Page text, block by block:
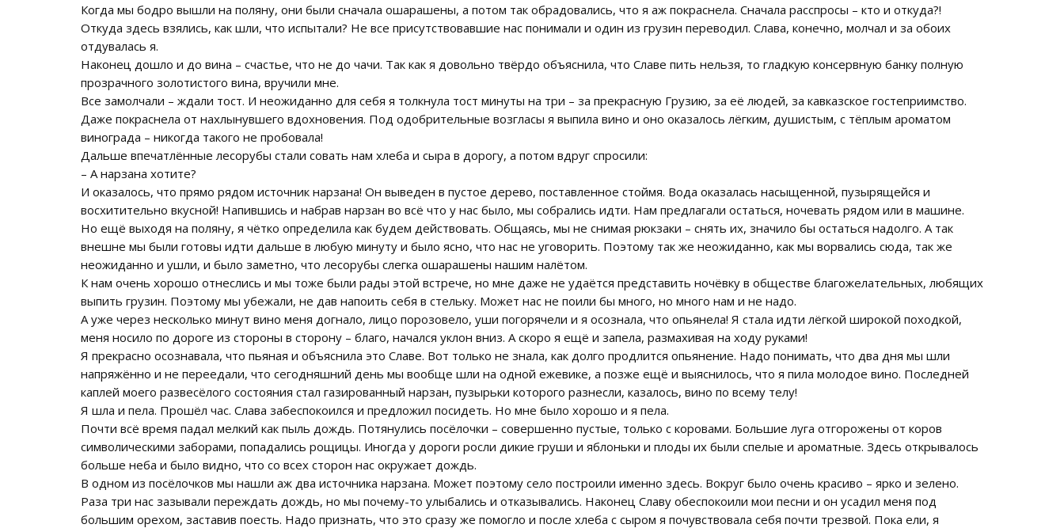
Когда мы бодро вышли на поляну, они были сначала ошарашены, а потом так обрадовались, что я аж покраснела. Сначала расспросы – кто и откуда?!
Откуда здесь взялись, как шли, что испытали? Не все присутствовавшие нас понимали и один из грузин переводил. Слава, конечно, молчал и за обоих
отдувалась я.
Наконец дошло и до вина – счастье, что не до чачи. Так как я довольно твёрдо объяснила, что Славе пить нельзя, то гладкую консервную банку полную
прозрачного золотистого вина, вручили мне.
Все замолчали – ждали тост. И неожиданно для себя я толкнула тост минуты на три – за прекрасную Грузию, за её людей, за кавказское гостеприимство.
Даже покраснела от нахлынувшего вдохновения. Под одобрительные возгласы я выпила вино и оно оказалось лёгким, душистым, с тёплым ароматом
винограда – никогда такого не пробовала!
Дальше впечатлённые лесорубы стали совать нам хлеба и сыра в дорогу, а потом вдруг спросили:
– А нарзана хотите?
И оказалось, что прямо рядом источник нарзана! Он выведен в пустое дерево, поставленное стоймя. Вода оказалась насыщенной, пузырящейся и
восхитительно вкусной! Напившись и набрав нарзан во всё что у нас было, мы собрались идти. Нам предлагали остаться, ночевать рядом или в машине.
Но ещё выходя на поляну, я чётко определила как будем действовать. Общаясь, мы не снимая рюкзаки – снять их, значило бы остаться надолго. А так
внешне мы были готовы идти дальше в любую минуту и было ясно, что нас не уговорить. Поэтому так же неожиданно, как мы ворвались сюда, так же
неожиданно и ушли, и было заметно, что лесорубы слегка ошарашены нашим налётом.
К нам очень хорошо отнеслись и мы тоже были рады этой встрече, но мне даже не удаётся представить ночёвку в обществе благожелательных, любящих
выпить грузин. Поэтому мы убежали, не дав напоить себя в стельку. Может нас не поили бы много, но много нам и не надо.
А уже через несколько минут вино меня догнало, лицо порозовело, уши погорячели и я осознала, что опьянела! Я стала идти лёгкой широкой походкой,
меня носило по дороге из стороны в сторону – благо, начался уклон вниз. А скоро я ещё и запела, размахивая на ходу руками!
Я прекрасно осознавала, что пьяная и объяснила это Славе. Вот только не знала, как долго продлится опьянение. Надо понимать, что два дня мы шли
напряжённо и не переедали, что сегодняшний день мы вообще шли на одной ежевике, а позже ещё и выяснилось, что я пила молодое вино. Последней
каплей моего развесёлого состояния стал газированный нарзан, пузырьки которого разнесли, казалось, вино по всему телу!
Я шла и пела. Прошёл час. Слава забеспокоился и предложил посидеть. Но мне было хорошо и я пела.
Почти всё время падал мелкий как пыль дождь. Потянулись посёлочки – совершенно пустые, только с коровами. Большие луга отгорожены от коров
символическими заборами, попадались рощицы. Иногда у дороги росли дикие груши и яблоньки и плоды их были спелые и ароматные. Здесь открывалось
больше неба и было видно, что со всех сторон нас окружает дождь.
В одном из посёлочков мы нашли аж два источника нарзана. Может поэтому село построили именно здесь. Вокруг было очень красиво – ярко и зелено.
Раза три нас зазывали переждать дождь, но мы почему-то улыбались и отказывались. Наконец Славу обеспокоили мои песни и он усадил меня под
большим орехом, заставив поесть. Надо признать, что это сразу же помогло и после хлеба с сыром я почувствовала себя почти трезвой. Пока ели, я